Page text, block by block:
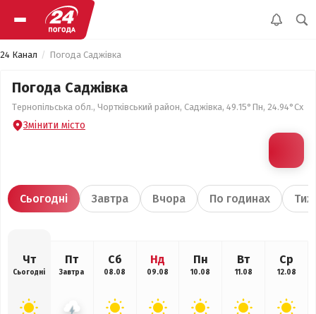
24 Канал Погода Саджівка
Погода Саджівка
Тернопільська обл., Чортківський район, Саджівка, 49.15°Пн, 24.94°Сх
Змінити місто
Сьогодні Завтра Вчора По годинах
Чт
Сьогодні
Пт
Завтра
Сб
08.08
Нд
09.08
Пн
10.08
Вт
11.08
Ср
12.08